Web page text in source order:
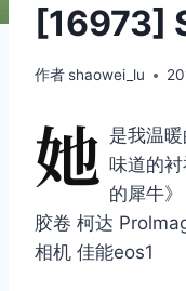
[16973]
作者shaowei_lu
她 是我温
味道的
的犀牛》
胶卷 柯达
相机 佳能eos1